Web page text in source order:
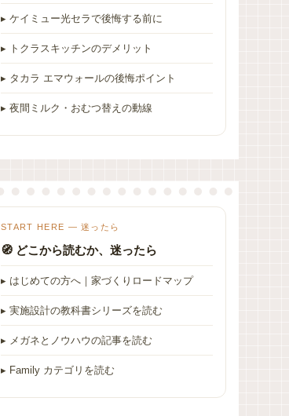
▸ ケイミュー光セラで後悔する前に
▸ トクラスキッチンのデメリット
▸ タカラ エマウォールの後悔ポイント
▸ 夜間ミルク・おむつ替えの動線
START HERE — 迷ったら
🧭 どこから読むか、迷ったら
▸ はじめての方へ｜家づくりロードマップ
▸ 実施設計の教科書シリーズを読む
▸ メガネとノウハウの記事を読む
▸ Family カテゴリを読む